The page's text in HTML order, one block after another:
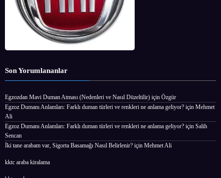
Son Yorumlananlar
Egzozdan Mavi Duman Atması (Nedenleri ve Nasıl Düzeltilir) için Özgür
Egzoz Dumanı Anlamları: Farklı duman türleri ve renkleri ne anlama geliyor? için Mehmet
Ali
Egzoz Dumanı Anlamları: Farklı duman türleri ve renkleri ne anlama geliyor? için Salih
Sencan
İki tane arabam var, Sigorta Basamağı Nasıl Belirlenir? için Mehmet Ali
kktc araba kiralama